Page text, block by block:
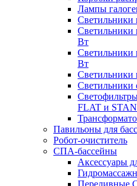
Лампы
Светильники
Светильники
Вт
Светильники
Вт
Светильники
Светильники
FLAT и
Павильоны для
Робот-очиститель
СПА-бассейны
Аксессуары
Переливные